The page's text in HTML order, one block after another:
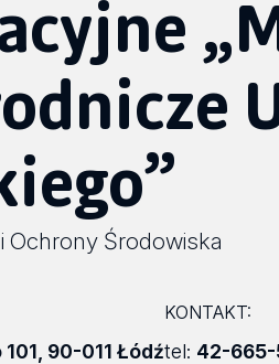
i Ochrony Środowiska
90-011 Łódź
KONTAKT:
tel: 42-